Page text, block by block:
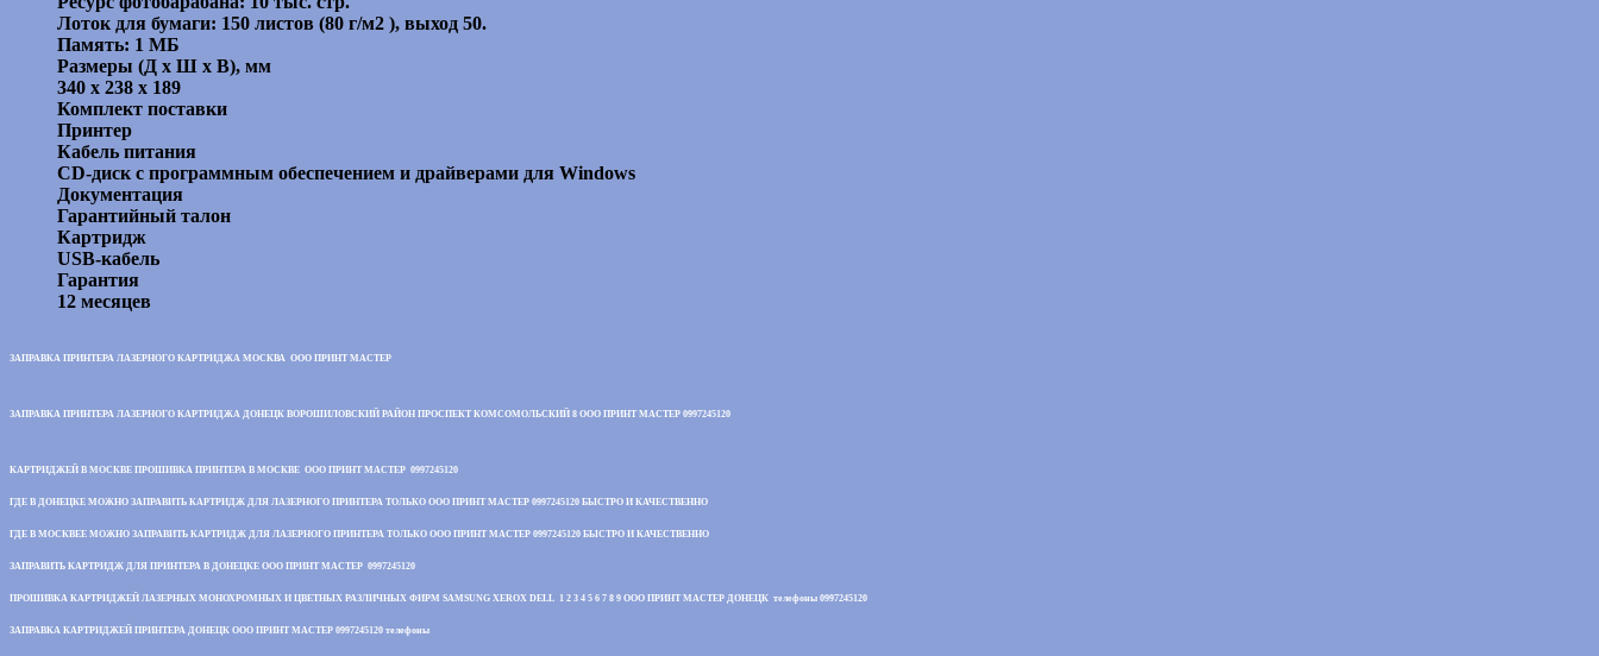
Лоток для бумаги: 150 листов (80 г/м2 ), выход 50.
Память: 1 МБ
Размеры (Д х Ш х В), мм
340 x 238 x 189
Комплект поставки
Принтер
Кабель питания
CD-диск с программным обеспечением и драйверами для Windows
Документация
Гарантийный талон
Картридж
USB-кабель
Гарантия
12 месяцев
ЗАПРАВКА ПРИНТЕРА ЛАЗЕРНОГО КАРТРИДЖА МОСКВА ООО ПРИНТ МАСТЕР
ЗАПРАВКА ПРИНТЕРА ЛАЗЕРНОГО КАРТРИДЖА ДОНЕЦК ВОРОШИЛОВСКИЙ РАЙОН ПРОСПЕКТ КОМСОМОЛЬСКИЙ 8 ООО ПРИНТ МАСТЕР 0997245120
КАРТРИДЖЕЙ В МОСКВЕ ПРОШИВКА ПРИНТЕРА В МОСКВЕ ООО ПРИНТ МАСТЕР 0997245120
ГДЕ В ДОНЕЦКЕ МОЖНО ЗАПРАВИТЬ КАРТРИДЖ ДЛЯ ЛАЗЕРНОГО ПРИНТЕРА ТОЛЬКО ООО ПРИНТ МАСТЕР 0997245120 БЫСТРО И КАЧЕСТВЕННО
ГДЕ В МОСКВЕЕ МОЖНО ЗАПРАВИТЬ КАРТРИДЖ ДЛЯ ЛАЗЕРНОГО ПРИНТЕРА ТОЛЬКО ООО ПРИНТ МАСТЕР 0997245120 БЫСТРО И КАЧЕСТВЕННО
ЗАПРАВИТЬ КАРТРИДЖ ДЛЯ ПРИНТЕРА В ДОНЕЦКЕ ООО ПРИНТ МАСТЕР 0997245120
ПРОШИВКА КАРТРИДЖЕЙ ЛАЗЕРНЫХ МОНОХРОМНЫХ И ЦВЕТНЫХ РАЗЛИЧНЫХ ФИРМ SAMSUNG XEROX DELL 1 2 3 4 5 6 7 8 9 ООО ПРИНТ МАСТЕР ДОНЕЦК телефоны 0997245120
ЗАПРАВКА КАРТРИДЖЕЙ ПРИНТЕРА ДОНЕЦК ООО ПРИНТ МАСТЕР 0997245120 телефоны